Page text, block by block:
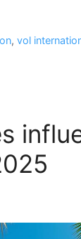
,vol